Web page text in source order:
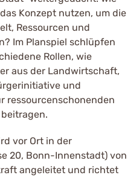
Konzept nutzen, um die
Ressourcen und
Im Planspiel schlüpfen
Rollen, wie
aus der Landwirtschaft,
und
ressourcenschonenden
vor Ort in der
20, Bonn-Innenstadt) von
angeleitet und richtet